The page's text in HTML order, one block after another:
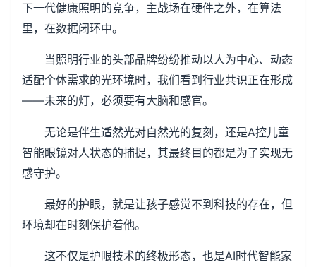
下一代健康照明的竞争，主战场在硬件之外，在算法
里，在数据闭环中。
当照明行业的头部品牌纷纷推动以人为中心、动态
适配个体需求的光环境时，我们看到行业共识正在形成
――未来的灯，必须要有大脑和感官。
无论是伴生适然光对自然光的复刻，还是A控儿童
智能眼镜对人状态的捕捉，其最终目的都是为了实现无
感守护。
最好的护眼，就是让孩子感觉不到科技的存在，但
环境却在时刻保护着他。
这不仅是护眼技术的终极形态，也是AI时代智能家